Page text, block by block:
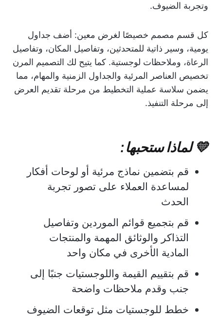
وتجربة الضيوف.
كل قسم مصمم خصيصًا لغرض معين: أضف جداول
يومية، وسير ذاتية للمتحدثين، وتفاصيل المكان، وتفاصيل
الرعاة، وملاحظات لوجستية. كما يتيح لك التصميم المرن
تخصيص العناصر المرئية والجداول الزمنية والمهام، مما
يضمن سلاسة عملية التخطيط من مرحلة تقديم العرض
إلى مرحلة التنفيذ.
💛 لماذا ستحبها:
قم بتضمين نماذج مرئية أو لوحات أفكار
لمساعدة العملاء على تصور تجربة
الحدث
قم بتجميع قوائم الموردين وتفاصيل
التذاكر والوثائق المهمة والمنتجات
المادية الأخرى في مكان واحد
قم بتقييم القيمة واللوجستيات جنبًا إلى
جنب وقدم ملاحظات واضحة
خطط للوجستيات مثل توقعات الضيوف